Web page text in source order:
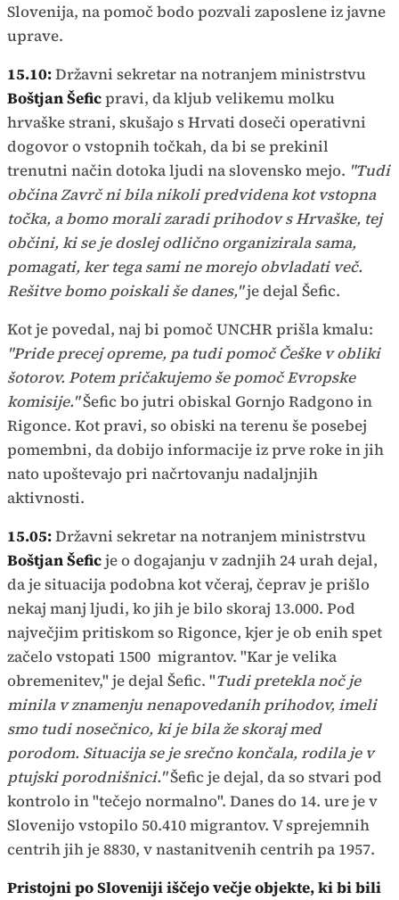
Slovenija, na pomoč bodo pozvali zaposlene iz javne
uprave.
15.10:Državni sekretar na notranjem ministrstvu
Boštjan Šeficpravi, da kljub velikemu molku
hrvaške strani, skušajo s Hrvati doseči operativni
dogovor o vstopnih točkah, da bi se prekinil
trenutni način dotoka ljudi na slovensko mejo. "Tudi
občina Zavrč ni bila nikoli predvidena kot vstopna
točka, a bomo morali zaradi prihodov s Hrvaške, tej
občini, ki se je doslej odlično organizirala sama,
pomagati, ker tega sami ne morejo obvladati več.
Rešitve bomo poiskali še danes,"je dejal Šefic.
Kot je povedal, naj bi pomoč UNCHR prišla kmalu:
"Pride precej opreme, pa tudi pomoč Češke v obliki
šotorov. Potem pričakujemo še pomoč Evropske
komisije."Šefic bo jutri obiskal Gornjo Radgono in
Rigonce. Kot pravi, so obiski na terenu še posebej
pomembni, da dobijo informacije iz prve roke in jih
nato upoštevajo pri načrtovanju nadaljnjih
aktivnosti.
15.05:Državni sekretar na notranjem ministrstvu
Boštjan Šeficje o dogajanju v zadnjih 24 urah dejal,
da je situacija podobna kot včeraj, čeprav je prišlo
nekaj manj ljudi, ko jih je bilo skoraj 13.000. Pod
največjim pritiskom so Rigonce, kjer je ob enih spet
začelo vstopati 1500 migrantov. "Kar je velika
obremenitev," je dejal Šefic. "Tudi pretekla noč je
minila v znamenju nenapovedanih prihodov, imeli
smo tudi nosečnico, ki je bila že skoraj med
porodom. Situacija se je srečno končala, rodila je v
ptujski porodnišnici."Šefic je dejal, da so stvari pod
kontrolo in "tečejo normalno". Danes do 14. ure je v
Slovenijo vstopilo 50.410 migrantov. V sprejemnih
centrih jih je 8830, v nastanitvenih centrih pa 1957.
Pristojni po Sloveniji iščejo večje objekte, ki bi bili